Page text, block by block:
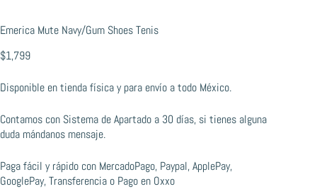
Emerica Mute Navy/Gum Shoes Tenis
$1,799
Disponible en tienda física y para envío a todo México.
Contamos con Sistema de Apartado a 30 días, si tienes alguna
duda mándanos mensaje.
Paga fácil y rápido con MercadoPago, Paypal, ApplePay,
GooglePay, Transferencia o Pago en Oxxo